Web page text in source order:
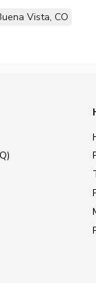
Vista, CO